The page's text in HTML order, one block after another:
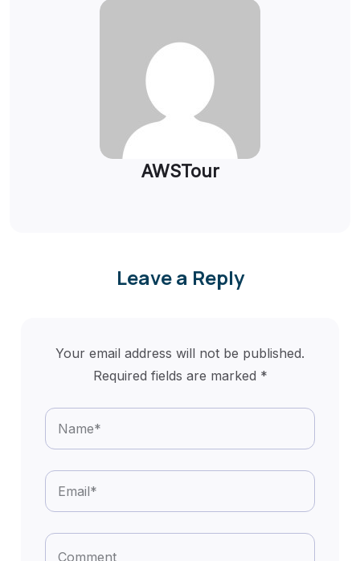
AWSTour
Leave a Reply
Your email address will not be published.
Required fields are marked *